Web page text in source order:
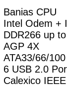
Banias CPU
Intel Odem +
DDR266 up
AGP 4X
ATA33/66/100
6 USB 2.0
Calexico